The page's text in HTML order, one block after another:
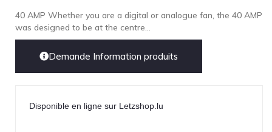
40 AMP Whether you are a digital or analogue fan, the 40 AMP
was designed to be at the centre...
Demande Information produits
Disponible en ligne sur Letzshop.lu